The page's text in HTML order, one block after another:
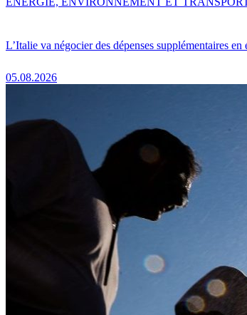
L’Italie va négocier des dépenses supplémentaires
05.08.2026